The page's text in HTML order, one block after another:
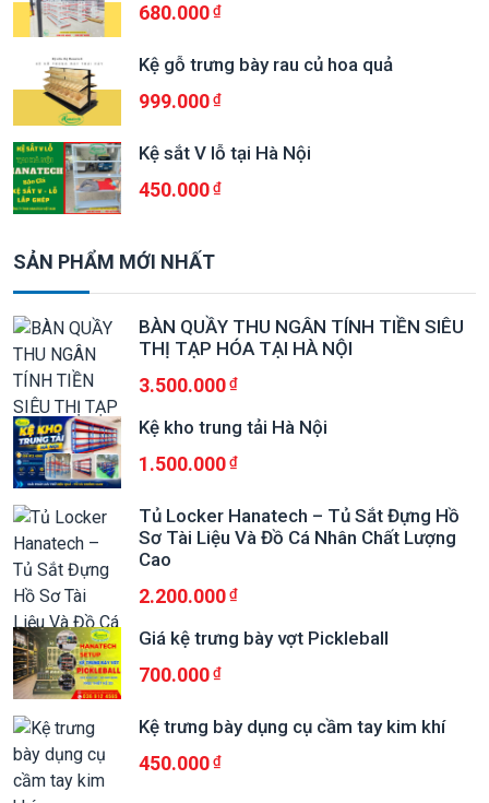
680.000
Kệ gỗ trưng bày rau củ hoa quả
999.000
Kệ sắt V lỗ tại Hà Nội
450.000
SẢN PHẨM MỚI NHẤT
BÀN QUẦY THU NGÂN TÍNH TIỀN SIÊU
THỊ TẠP HÓA TẠI HÀ NỘI
3.500.000
Kệ kho trung tải Hà Nội
1.500.000
Tủ Locker Hanatech – Tủ Sắt Đựng Hồ
Sơ Tài Liệu Và Đồ Cá Nhân Chất Lượng
Cao
2.200.000
Giá kệ trưng bày vợt Pickleball
700.000
Kệ trưng bày dụng cụ cầm tay kim khí
450.000